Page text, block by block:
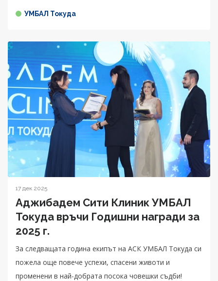
УМБАЛ Токуда
17 дек 2025
Аджибадем Сити Клиник УМБАЛ
Токуда връчи Годишни награди за
2025 г.
За следващата година екипът на АСК УМБАЛ Токуда си
пожела още повече успехи, спасени животи и
променени в най-добрата посока човешки съдби!